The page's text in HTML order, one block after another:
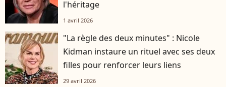
l'héritage
1 avril 2026
"La règle des deux minutes" : Nicole
Kidman instaure un rituel avec ses deux
filles pour renforcer leurs liens
29 avril 2026